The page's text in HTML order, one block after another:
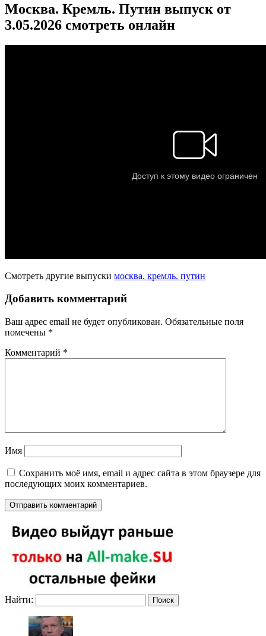
Москва. Кремль. Путин выпуск от
3.05.2026 смотреть онлайн
Смотреть другие выпуски москва. кремль. путин
Добавить комментарий
Ваш адрес email не будет опубликован. Обязательные поля
помечены *
Комментарий *
Имя
Сохранить моё имя, email и адрес сайта в этом браузере для
последующих моих комментариев.
Найти: